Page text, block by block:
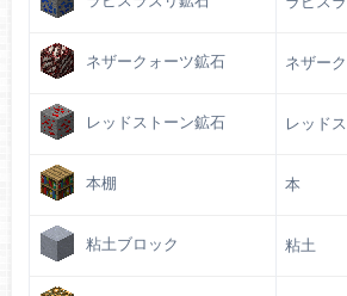
ネザークォーツ鉱石 ネザー
レッドストーン鉱石 レッド
本棚 本
粘土ブロック 粘土